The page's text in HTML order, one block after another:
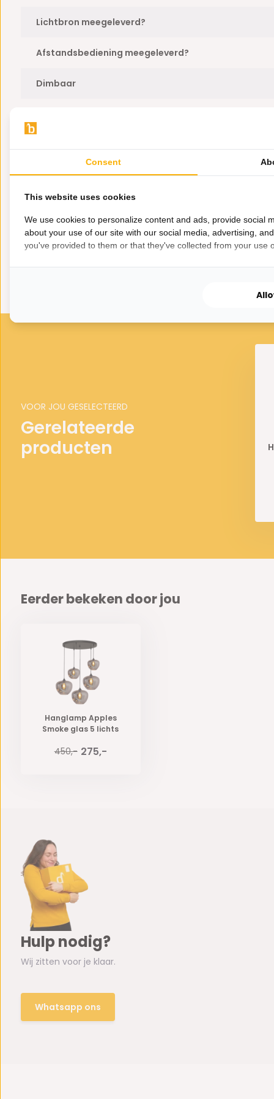
Lichtbron meegeleverd?
Afstandsbediening meegeleverd?
Dimbaar
Branduren
Voltage
VOOR JOU GESELECTEERD
Gerelateerde
producten
Eerder bekeken door jou
Hanglamp Apples
Smoke glas 5 lichts
450,- 275,-
Hulp nodig?
Wij zitten voor je klaar.
Whatsapp ons
Consent
This website uses cookies
We use cookies to personalize content and ads, provide social
about your use of our site with our social media, advertising,
you've provided to them or that they've collected from your use